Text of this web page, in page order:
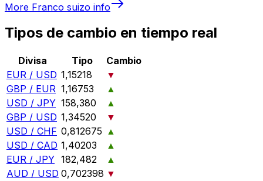
More Franco suizo info
Tipos de cambio en tiempo real
Divisa Tipo
Cambio
EUR / USD 1,15218
▼
GBP / EUR 1,16753
▲
USD / JPY 158,380
▲
GBP / USD 1,34520
▼
USD / CHF 0,812675 ▲
USD / CAD 1,40203
▲
EUR / JPY 182,482
▲
AUD / USD 0,702398 ▼